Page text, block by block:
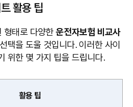
활용 팁
형태로 다양한운전자보험 비교사
택을 도울 것입니다. 이러한 사이
위한 몇 가지 팁을 드립니다.
활용 팁